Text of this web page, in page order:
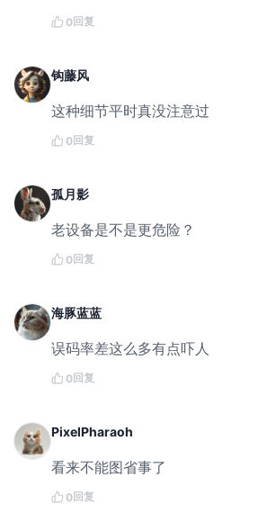
0回复
钩藤风
这种细节平时真没注意过
0回复
孤月影
老设备是不是更危险？
0回复
海豚蓝蓝
误码率差这么多有点吓人
0回复
PixelPharaoh
看来不能图省事了
0回复